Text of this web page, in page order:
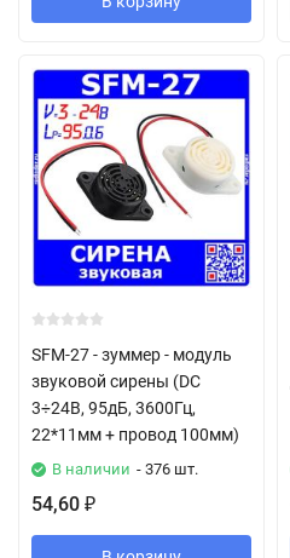
SFM-27 - зуммер - модуль
звуковой сирены (DC
3÷24В, 95дБ, 3600Гц,
22*11мм + провод 100мм)
В наличии - 376 шт.
54,60 ₽